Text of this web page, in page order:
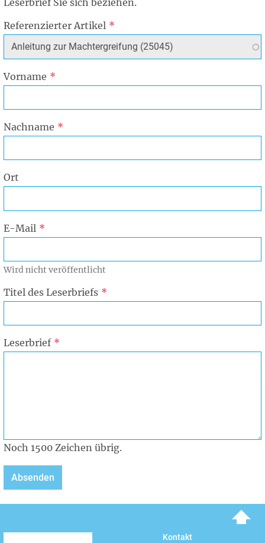
Leserbrief Sie sich beziehen.
Referenzierter Artikel
Vorname
Nachname
Ort
E-Mail
Wird nicht veröffentlicht
Titel des Leserbriefs
Leserbrief
Noch 1500 Zeichen übrig.
Kontakt